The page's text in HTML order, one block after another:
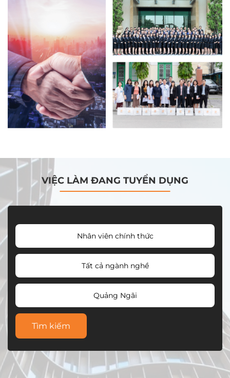
VIỆC LÀM ĐANG TUYỂN DỤNG
Nhân viên chính thức
Tất cả ngành nghề
Quảng Ngãi
Tìm kiếm